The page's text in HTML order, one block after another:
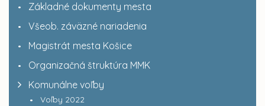
Základné dokumenty mesta
Všeob. záväzné nariadenia
Magistrát mesta Košice
Organizačná štruktúra MMK
Komunálne voľby
Voľby 2022